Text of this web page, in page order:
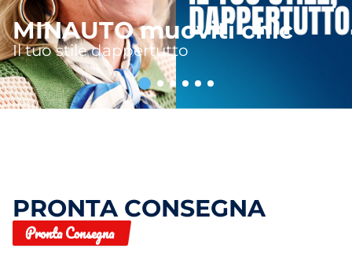
MINAUTO muoviti chic
Il tuo stile dappertutto
PRONTA CONSEGNA
Pronta Consegna